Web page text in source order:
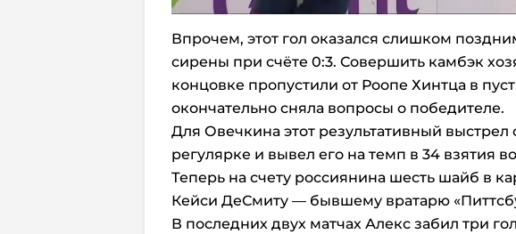
Впрочем, этот гол оказался слишком
сирены при счёте 0:3. Совершить камбэк
концовке пропустили от Роопе Хинтца в
окончательно сняла вопросы о победителе.
Для Овечкина этот результативный выстрел
регулярке и вывел его на темп в 34 взятия
Теперь на счету россиянина шесть шайб в
Кейси ДеСмиту — бывшему вратарю
В последних двух матчах Алекс забил три